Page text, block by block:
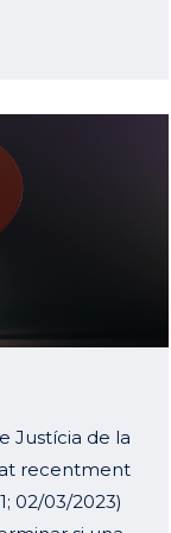
Justícia de la
recentment
02/03/2023)